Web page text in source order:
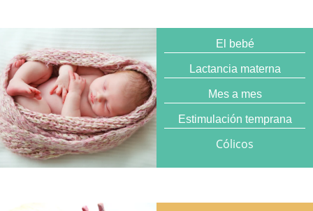
El bebé
Lactancia materna
Mes a mes
Estimulación temprana
Cólicos